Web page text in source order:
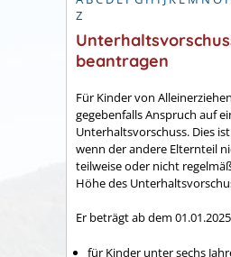
Z
beantragen
Für Kinder von
gegebenfalls Anspruch auf
Unterhaltsvorschuss. Dies
wenn der andere Elternteil
teilweise oder nicht
Höhe des
Er beträgt ab dem
für Kinder unter sechs